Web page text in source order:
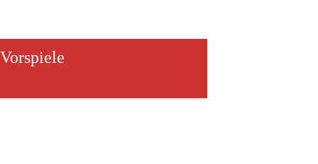
Vorspiele